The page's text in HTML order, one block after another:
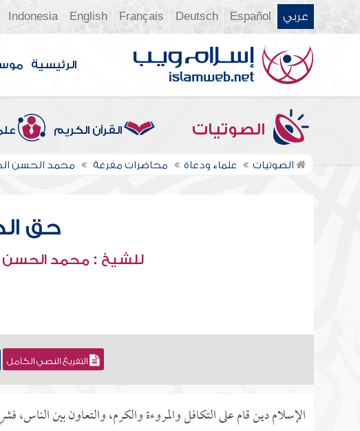
عربي Español
Deutsch
Français
English
Indonesia
الرئيسية
الصوتيات القرآن الكريم
الصوتيات علماء ودعاة محاضرات مفرغة محمد الحسن
حق
للشيخ : محمد الحسن
التفريغ النصي الكامل
الإسلام دين قام على التكافل والمروءة والكرم، والتعاون بين